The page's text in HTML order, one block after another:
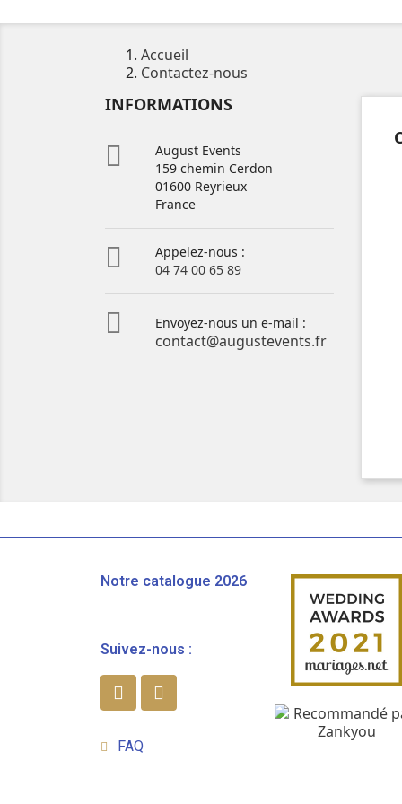
Accueil
Contactez-nous
INFORMATIONS

August Events
159 chemin Cerdon
01600 Reyrieux
France

Appelez-nous :
04 74 00 65 89
 Envoyez-nous un e-mail :
contact@augustevents.fr
Notre catalogue 2026
Suivez-nous :
FAQ